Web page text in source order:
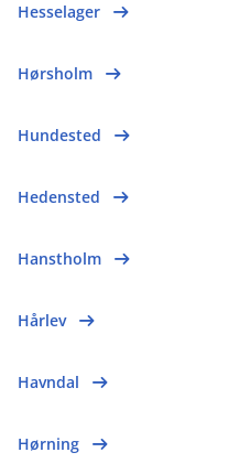
Hesselager
Hørsholm
Hundested
Hedensted
Hanstholm
Hårlev
Havndal
Hørning